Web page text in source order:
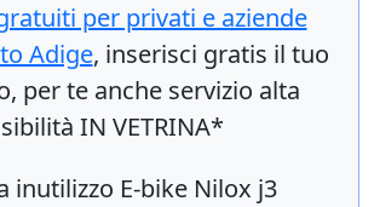
per privati e aziende
Adige, inserisci gratis il tuo
per te anche servizio alta
IN VETRINA*
inutilizzo E-bike Nilox j3